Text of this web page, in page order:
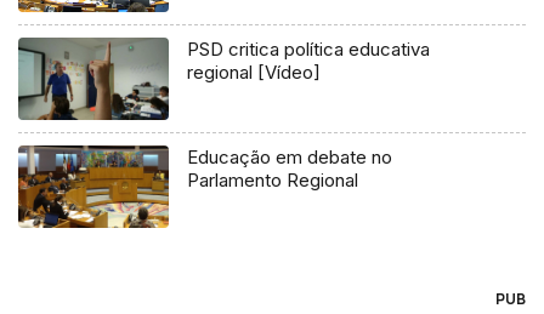
PSD critica política educativa
regional [Vídeo]
Educação em debate no
Parlamento Regional
PUB